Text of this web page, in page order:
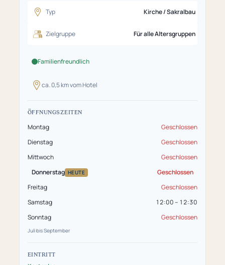
Typ Kirche / Sakralbau
Zielgruppe Für alle Altersgruppen
Familienfreundlich
ca. 0,5 km vom Hotel
ÖFFNUNGSZEITEN
Montag
Geschlossen
Dienstag
Geschlossen
Mittwoch
Geschlossen
Donnerstag HEUTE
Geschlossen
Freitag
Geschlossen
Samstag
12:00 – 12:30
Sonntag
Geschlossen
Juli bis September
EINTRITT